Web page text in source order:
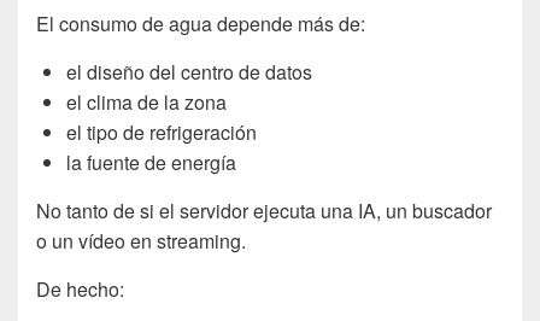
El consumo de agua depende más de:
el diseño del centro de datos
el clima de la zona
el tipo de refrigeración
la fuente de energía
No tanto de si el servidor ejecuta una IA, un buscador
o un vídeo en streaming.
De hecho: